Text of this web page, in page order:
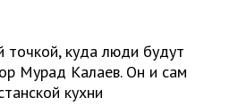
точкой, куда люди будут
Мурад Калаев. Он и сам
кухни